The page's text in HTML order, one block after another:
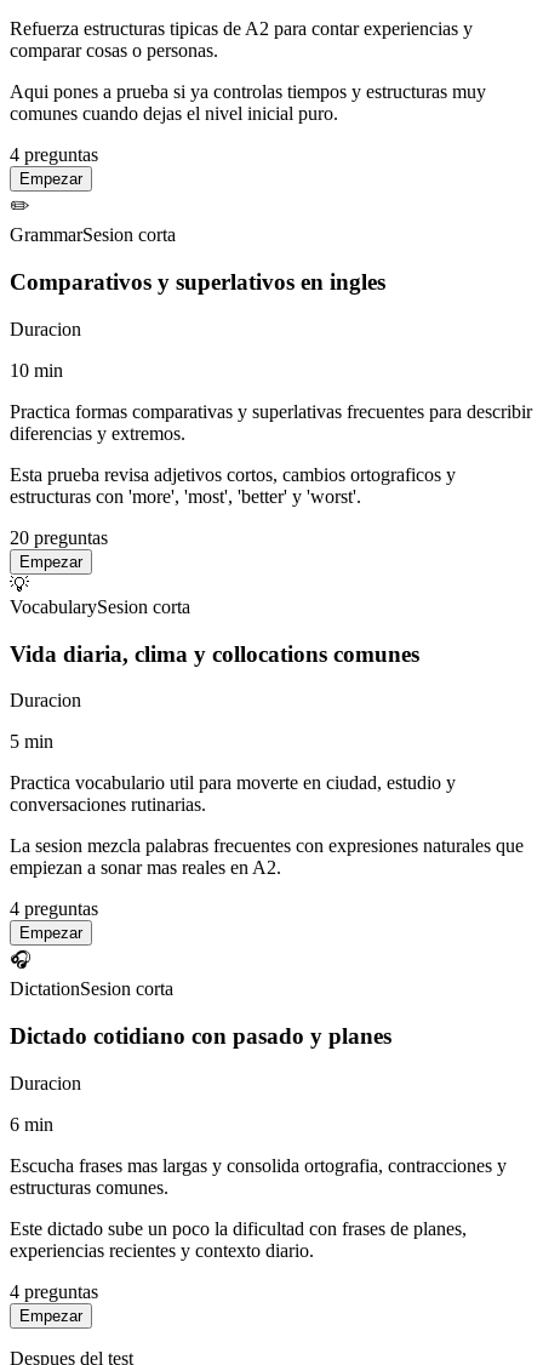
Refuerza estructuras tipicas de A2 para contar experiencias y
comparar cosas o personas.
Aqui pones a prueba si ya controlas tiempos y estructuras muy
comunes cuando dejas el nivel inicial puro.
4 preguntas
Empezar
✏️
GrammarSesion corta
Comparativos y superlativos en ingles
Duracion
10 min
Practica formas comparativas y superlativas frecuentes para describir
diferencias y extremos.
Esta prueba revisa adjetivos cortos, cambios ortograficos y
estructuras con 'more', 'most', 'better' y 'worst'.
20 preguntas
Empezar
💡
VocabularySesion corta
Vida diaria, clima y collocations comunes
Duracion
5 min
Practica vocabulario util para moverte en ciudad, estudio y
conversaciones rutinarias.
La sesion mezcla palabras frecuentes con expresiones naturales que
empiezan a sonar mas reales en A2.
4 preguntas
Empezar
🎧
DictationSesion corta
Dictado cotidiano con pasado y planes
Duracion
6 min
Escucha frases mas largas y consolida ortografia, contracciones y
estructuras comunes.
Este dictado sube un poco la dificultad con frases de planes,
experiencias recientes y contexto diario.
4 preguntas
Empezar
Despues del test